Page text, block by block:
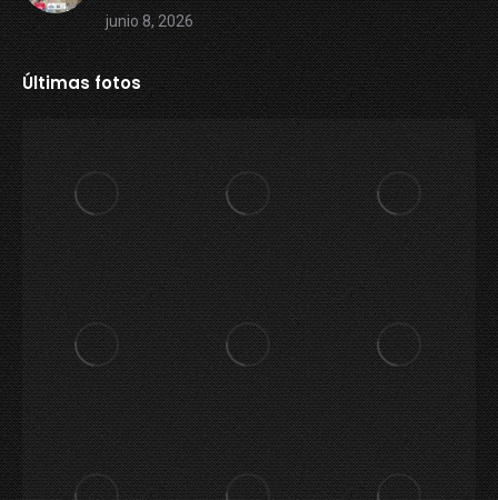
junio 8, 2026
Últimas fotos